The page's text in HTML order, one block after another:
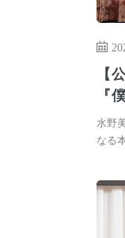
【
『
水野
なる